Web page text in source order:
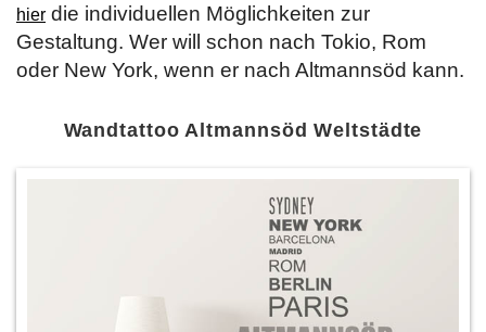
hier die individuellen Möglichkeiten zur
Gestaltung. Wer will schon nach Tokio, Rom
oder New York, wenn er nach Altmannsöd kann.
Wandtattoo Altmannsöd Weltstädte